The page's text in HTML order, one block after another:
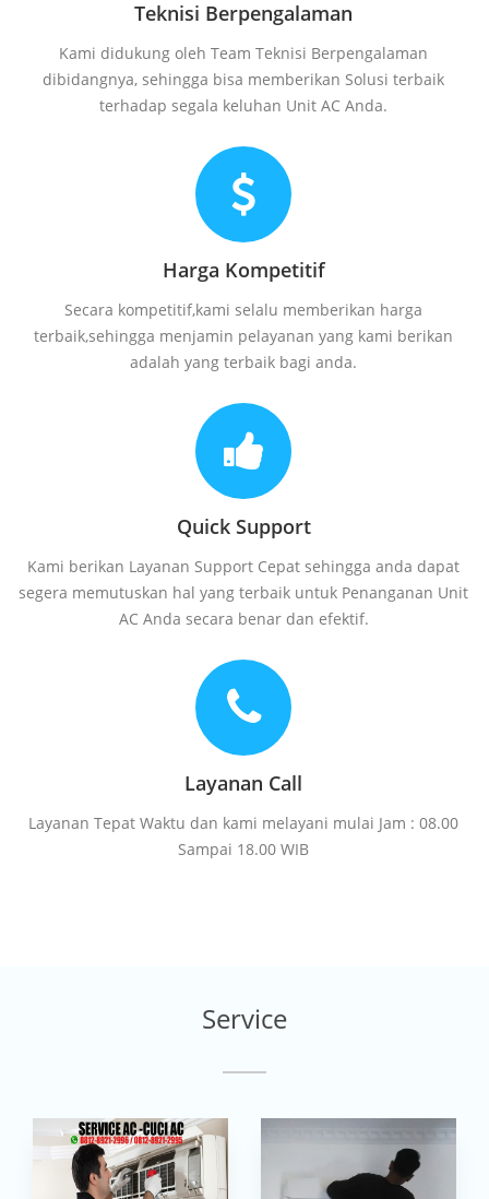
Teknisi Berpengalaman
Kami didukung oleh Team Teknisi Berpengalaman
dibidangnya, sehingga bisa memberikan Solusi terbaik
terhadap segala keluhan Unit AC Anda.
Harga Kompetitif
Secara kompetitif,kami selalu memberikan harga
terbaik,sehingga menjamin pelayanan yang kami berikan
adalah yang terbaik bagi anda.
Quick Support
Kami berikan Layanan Support Cepat sehingga anda dapat
segera memutuskan hal yang terbaik untuk Penanganan Unit
AC Anda secara benar dan efektif.
Layanan Call
Layanan Tepat Waktu dan kami melayani mulai Jam : 08.00
Sampai 18.00 WIB
Service